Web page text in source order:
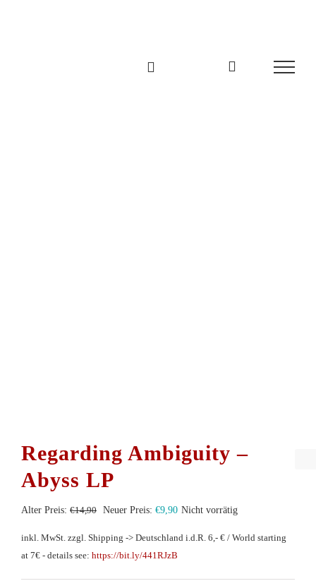
Regarding Ambiguity –
Abyss LP
Alter Preis: €14,90 Ursprünglicher
Neuer Preis: €9,90Aktueller
Nicht vorrätig
inkl. MwSt. zzgl. Shipping -> Deutschland i.d.R. 6,- € / World starting
at 7€ - details see: https://bit.ly/441RJzB